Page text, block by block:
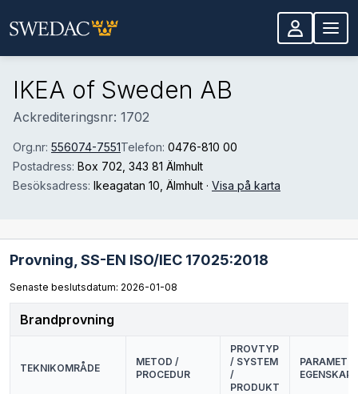
IKEA of Sweden AB
Ackrediteringsnr: 1702
Org.nr: 556074-7551Telefon: 0476-810 00
Postadress: Box 702 , 343 81 Älmhult
Besöksadress: Ikeagatan 10 , Älmhult · Visa på karta
Provning, SS-EN ISO/IEC 17025:2018
Senaste beslutsdatum: 2026-01-08
Brandprovning
TEKNIKOMRÅDE
METOD /
PROCEDUR
PROVTYP
/ SYSTEM
/
PRODUKT